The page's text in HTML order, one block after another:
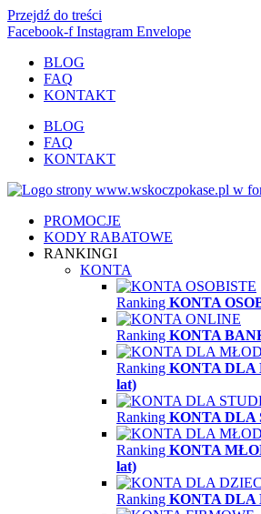
Przejdź do treści
Facebook-f Instagram Envelope
BLOG
FAQ
KONTAKT
BLOG
FAQ
KONTAKT
PROMOCJE
KODY RABATOWE
RANKINGI
KONTA
Ranking KONTA
Ranking KONTA
Ranking KONTA DLA
lat)
Ranking KONTA DLA
Ranking KONTA
lat)
Ranking KONTA DLA